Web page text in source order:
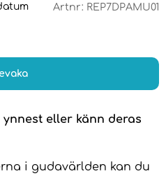
Artnr: REP7DPAMU01
eller känn deras
i gudavärlden kan du